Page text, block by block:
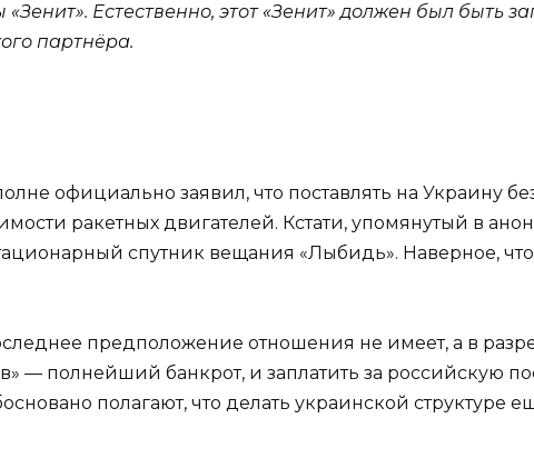
Естественно, этот «Зенит» должен был быть
партнёра.
официально заявил, что поставлять на Украину
ракетных двигателей. Кстати, упомянутый в
спутник вещания «Лыбидь». Наверное,
предположение отношения не имеет, а в
— полнейший банкрот, и заплатить за российскую
полагают, что делать украинской